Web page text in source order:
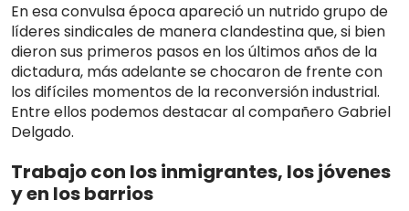
En esa convulsa época apareció un nutrido grupo de
líderes sindicales de manera clandestina que, si bien
dieron sus primeros pasos en los últimos años de la
dictadura, más adelante se chocaron de frente con
los difíciles momentos de la reconversión industrial.
Entre ellos podemos destacar al compañero Gabriel
Delgado.
Trabajo con los inmigrantes, los jóvenes
y en los barrios